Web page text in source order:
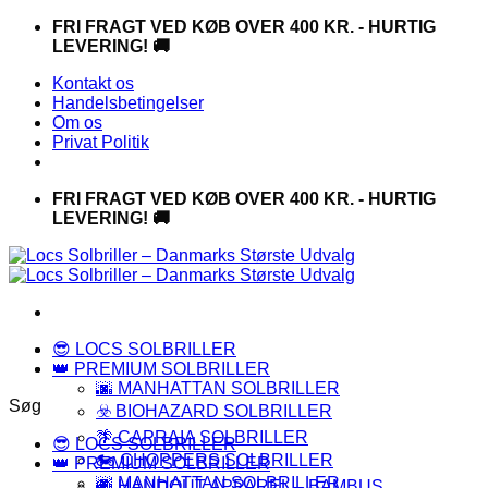
FortsætFRI FRAGT VED KØB OVER 400 KR. - HURTIG
LEVERING! 🚚
Kontakt os
Handelsbetingelser
Om os
Privat Politik
FRI FRAGT VED KØB OVER 400 KR. - HURTIG
LEVERING! 🚚
😎 LOCS SOLBRILLER
👑 PREMIUM SOLBRILLER
🌆 MANHATTAN SOLBRILLER
☣️ BIOHAZARD SOLBRILLER
🌴 CAPRAIA SOLBRILLER
🏍️ CHOPPERS SOLBRILLER
Søg
😎 LOCS SOLBRILLER
👑 PREMIUM SOLBRILLER
🌆 MANHATTAN SOLBRILLER